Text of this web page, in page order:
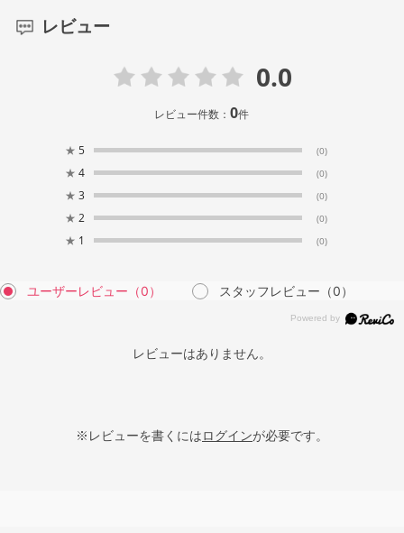
レビュー
0.0
レビュー件数：0件
★ 5 (0)
★ 4 (0)
★ 3 (0)
★ 2 (0)
★ 1 (0)
ユーザーレビュー （0） スタッフレビュー （0）
レビューはありません。
※レビューを書くにはログインが必要です。